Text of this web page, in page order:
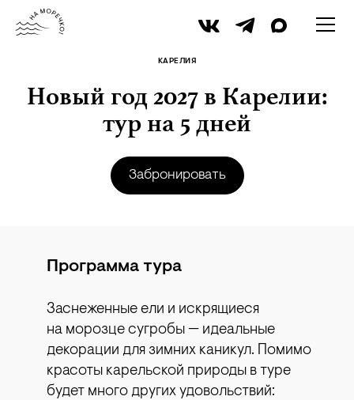
КАРЕЛИЯ
Новый год 2027 в Карелии:
тур на 5 дней
Забронировать
Программа тура
Заснеженные ели и искрящиеся
на морозце сугробы — идеальные
декорации для зимних каникул. Помимо
красоты карельской природы в туре
будет много других удовольствий: